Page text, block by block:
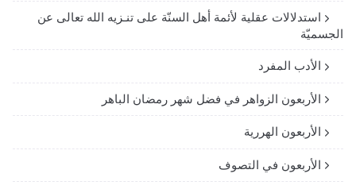
استدلالات عقلية لأئمة أهل السنّة على تنـزيه الله تعالى عن
الجسميّة
الأدب المفرد
الأربعون الزواهر في فضل شهر رمضان الباهر
الأربعون الهررية
الأربعون في التصوف